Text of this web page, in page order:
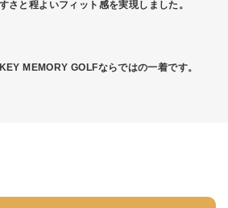
さと程よいフィット感を実現しました。
MEMORY GOLFならではの一着です。